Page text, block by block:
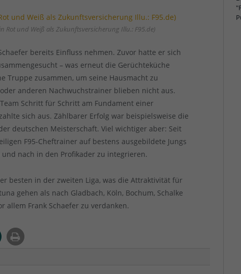
Rot und Weiß als Zukunftsversicherung Illu.: F95.de)
bereits Einfluss nehmen. Zuvor hatte er sich
– was erneut die Gerüchteküche
Truppe zusammen, um seine Hausmacht zu
anderen Nachwuchstrainer blieben nicht aus.
Schritt für Schritt am Fundament einer
sich aus. Zählbarer Erfolg war beispielsweise die
deutschen Meisterschaft. Viel wichtiger aber: Seit
F95-Cheftrainer auf bestens ausgebildete Jungs
nach in den Profikader zu integrieren.
besten in der zweiten Liga, was die Attraktivität für
gehen als nach Gladbach, Köln, Bochum, Schalke
allem Frank Schaefer zu verdanken.